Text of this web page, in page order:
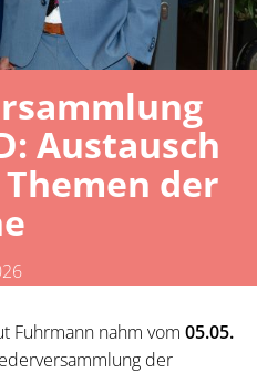
Austausch
der
Fuhrmann nahm vom 05.05.
der